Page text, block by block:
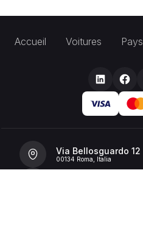
Accueil Voitures Pays
Via Bellosguardo 12
00134 Roma, Italia